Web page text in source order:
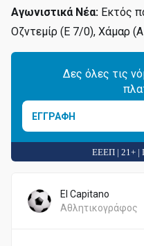
Αγωνιστικά Νέα: Εκτός
Οζντεμίρ (Ε 7/0), Χάμαρ
Δες όλες τις
ΕΓΓΡΑΦΗ
ΕΕΕΠ | 21+
El Capitano
Αθλητικογράφος